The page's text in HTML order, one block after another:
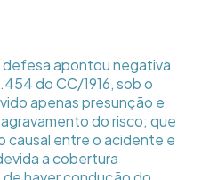
defesa apontou negativa
do CC/1916, sob o
apenas presunção e
do risco; que
causal entre o acidente e
a cobertura